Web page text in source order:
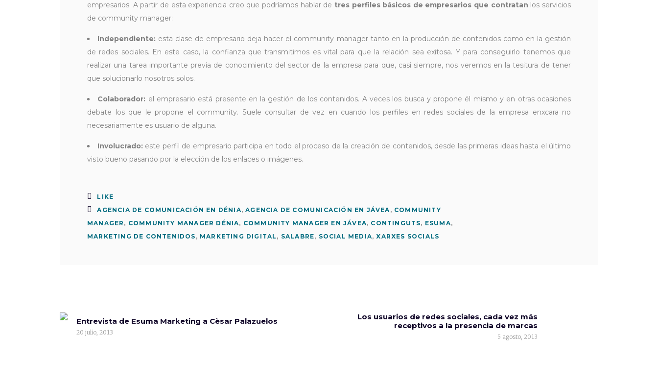
empresarios. A partir de esta experiencia creo que podríamos hablar de tres perfiles básicos de empresarios que contratan los servicios
de community manager:
Independiente: esta clase de empresario deja hacer el community manager tanto en la producción de contenidos como en la gestión
de redes sociales. En este caso, la confianza que transmitimos es vital para que la relación sea exitosa. Y para conseguirlo tenemos que
realizar una tarea importante previa de conocimiento del sector de la empresa para que, casi siempre, nos veremos en la tesitura de tener
que solucionarlo nosotros solos.
Colaborador: el empresario está presente en la gestión de los contenidos. A veces los busca y propone él mismo y en otras ocasiones
debate los que le propone el community. Suele consultar de vez en cuando los perfiles en redes sociales de la empresa enxcara no
necesariamente es usuario de alguna.
Involucrado: este perfil de empresario participa en todo el proceso de la creación de contenidos, desde las primeras ideas hasta el último
visto bueno pasando por la elección de los enlaces o imágenes.
LIKE
AGENCIA DE COMUNICACIÓN EN DÉNIA,AGENCIA DE COMUNICACIÓN EN JÁVEA, COMMUNITY
MANAGER , COMMUNITY MANAGER DÉNIA, COMMUNITY MANAGER EN JÁVEA, CONTINGUTS, ESUMA,
MARKETING DE CONTENIDOS , MARKETING DIGITAL , SALABRE, SOCIAL MEDIA,XARXES SOCIALS
Entrevista de Esuma Marketing a Cèsar Palazuelos
20 julio, 2013
Los usuarios de redes sociales, cada vez más
receptivos a la presencia de marcas
5 agosto, 2013